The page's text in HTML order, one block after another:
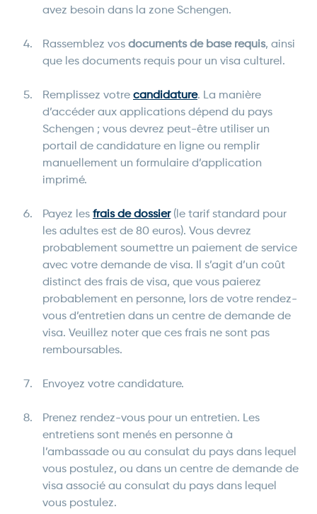
avez besoin dans la zone Schengen.
Rassemblez vos documents de base requis, ainsi
que les documents requis pour un visa culturel.
Remplissez votre candidature. La manière
d’accéder aux applications dépend du pays
Schengen ; vous devrez peut-être utiliser un
portail de candidature en ligne ou remplir
manuellement un formulaire d’application
imprimé.
Payez les frais de dossier(le tarif standard pour
les adultes est de 80 euros). Vous devrez
probablement soumettre un paiement de service
avec votre demande de visa. Il s’agit d’un coût
distinct des frais de visa, que vous paierez
probablement en personne, lors de votre rendez-
vous d’entretien dans un centre de demande de
visa. Veuillez noter que ces frais ne sont pas
remboursables.
Envoyez votre candidature.
Prenez rendez-vous pour un entretien. Les
entretiens sont menés en personne à
l’ambassade ou au consulat du pays dans lequel
vous postulez, ou dans un centre de demande de
visa associé au consulat du pays dans lequel
vous postulez.